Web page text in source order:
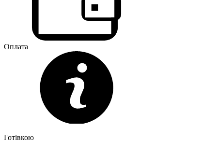
Оплата
Готівкою